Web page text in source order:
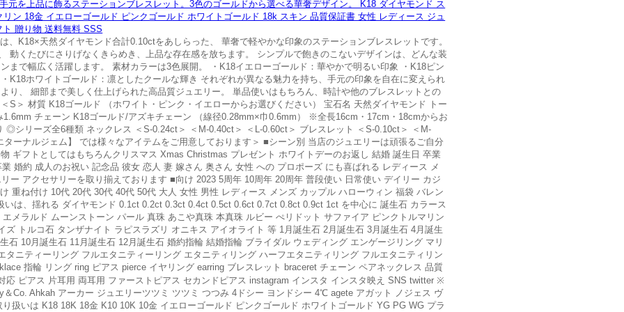
元を上品に飾るステーションブレスレット。3色のゴールドから選べる華奢デザイン。 K18 ダイヤモンド ス
ン 18金 イエローゴールド ピンクゴールド ホワイトゴールド 18k スキン 品質保証書 女性 レディース ジュ
贈り物 送料無料 SSS
、K18×天然ダイヤモンド合計0.10ctをあしらった、 華奢で軽やかな印象のステーションブレスレットです。
動くたびにさりげなくきらめき、上品な存在感を放ちます。 シンプルで飽きのこないデザインは、どんな装
まで幅広く活躍します。 素材カラーは3色展開。 ・K18イエローゴールド：華やかで明るい印象 ・K18ピン
K18ホワイトゴールド：凛としたクールな輝き それぞれが異なる魅力を持ち、手元の印象を自在に変えられ
り、 細部まで美しく仕上げられた高品質ジュエリー。 単品使いはもちろん、時計や他のブレスレットとの
＞ 材質 K18ゴールド （ホワイト・ピンク・イエローからお選びください） 宝石名 天然ダイヤモンド トー
チェーン K18ゴールド/アズキチェーン （線径0.28mm×巾0.6mm） ※全長16cm・17cm・18cmからお
◎シリーズ全6種類 ネックレス ＜S-0.24ct＞ ＜M-0.40ct＞ ＜L-0.60ct＞ ブレスレット ＜S-0.10ct＞ ＜M-
ーナルジェム】 では様々なアイテムをご用意しております＞ ■シーン別 当店のジュエリーは頑張るご自分
ギフトとしてはもちろんクリスマス Xmas Christmas プレゼント ホワイトデーのお返し 結婚 誕生日 卒業
婚約 成人のお祝い 記念品 彼女 恋人 妻 嫁さん 奥さん 女性 への プロポーズ にも喜ばれる レディース メ
ー アクセサリーを取り揃えております ■向け 2023 5周年 10周年 20周年 普段使い 日常使い デイリー カジ
重ね付け 10代 20代 30代 40代 50代 大人 女性 男性 レディース メンズ カップル ハローウィン 福袋 バレン
は、揺れる ダイヤモンド 0.1ct 0.2ct 0.3ct 0.4ct 0.5ct 0.6ct 0.7ct 0.8ct 0.9ct 1ct を中心に 誕生石 カラース
メラルド ムーンストーン パール 真珠 あこや真珠 本真珠 ルビー ぺリドット サファイア ピンクトルマリン
トルコ石 タンザナイト ラピスラズリ オニキス アイオライト 等 1月誕生石 2月誕生石 3月誕生石 4月誕生
石 10月誕生石 11月誕生石 12月誕生石 婚約指輪 結婚指輪 ブライダル ウェディング エンゲージリング マリ
ニティーリング フルエタニティーリング エタニティリング ハーフエタニティリング フルエタニティリン
指輪 リング ring ピアス pierce イヤリング earring ブレスレット braceret チェーン ペアネックレス 品質
応 ピアス 片耳用 両耳用 ファーストピアス セカンドピアス instagram インスタ インスタ映え SNS twitter ※
Co. Ahkah アーカー ジュエリーツツミ ツツミ つつみ 4ドシー ヨンドシー 4℃ agete アガット ノジェス ヴ
扱いは K18 18K 18金 K10 10K 10金 イエローゴールド ピンクゴールド ホワイトゴールド YG PG WG プラ